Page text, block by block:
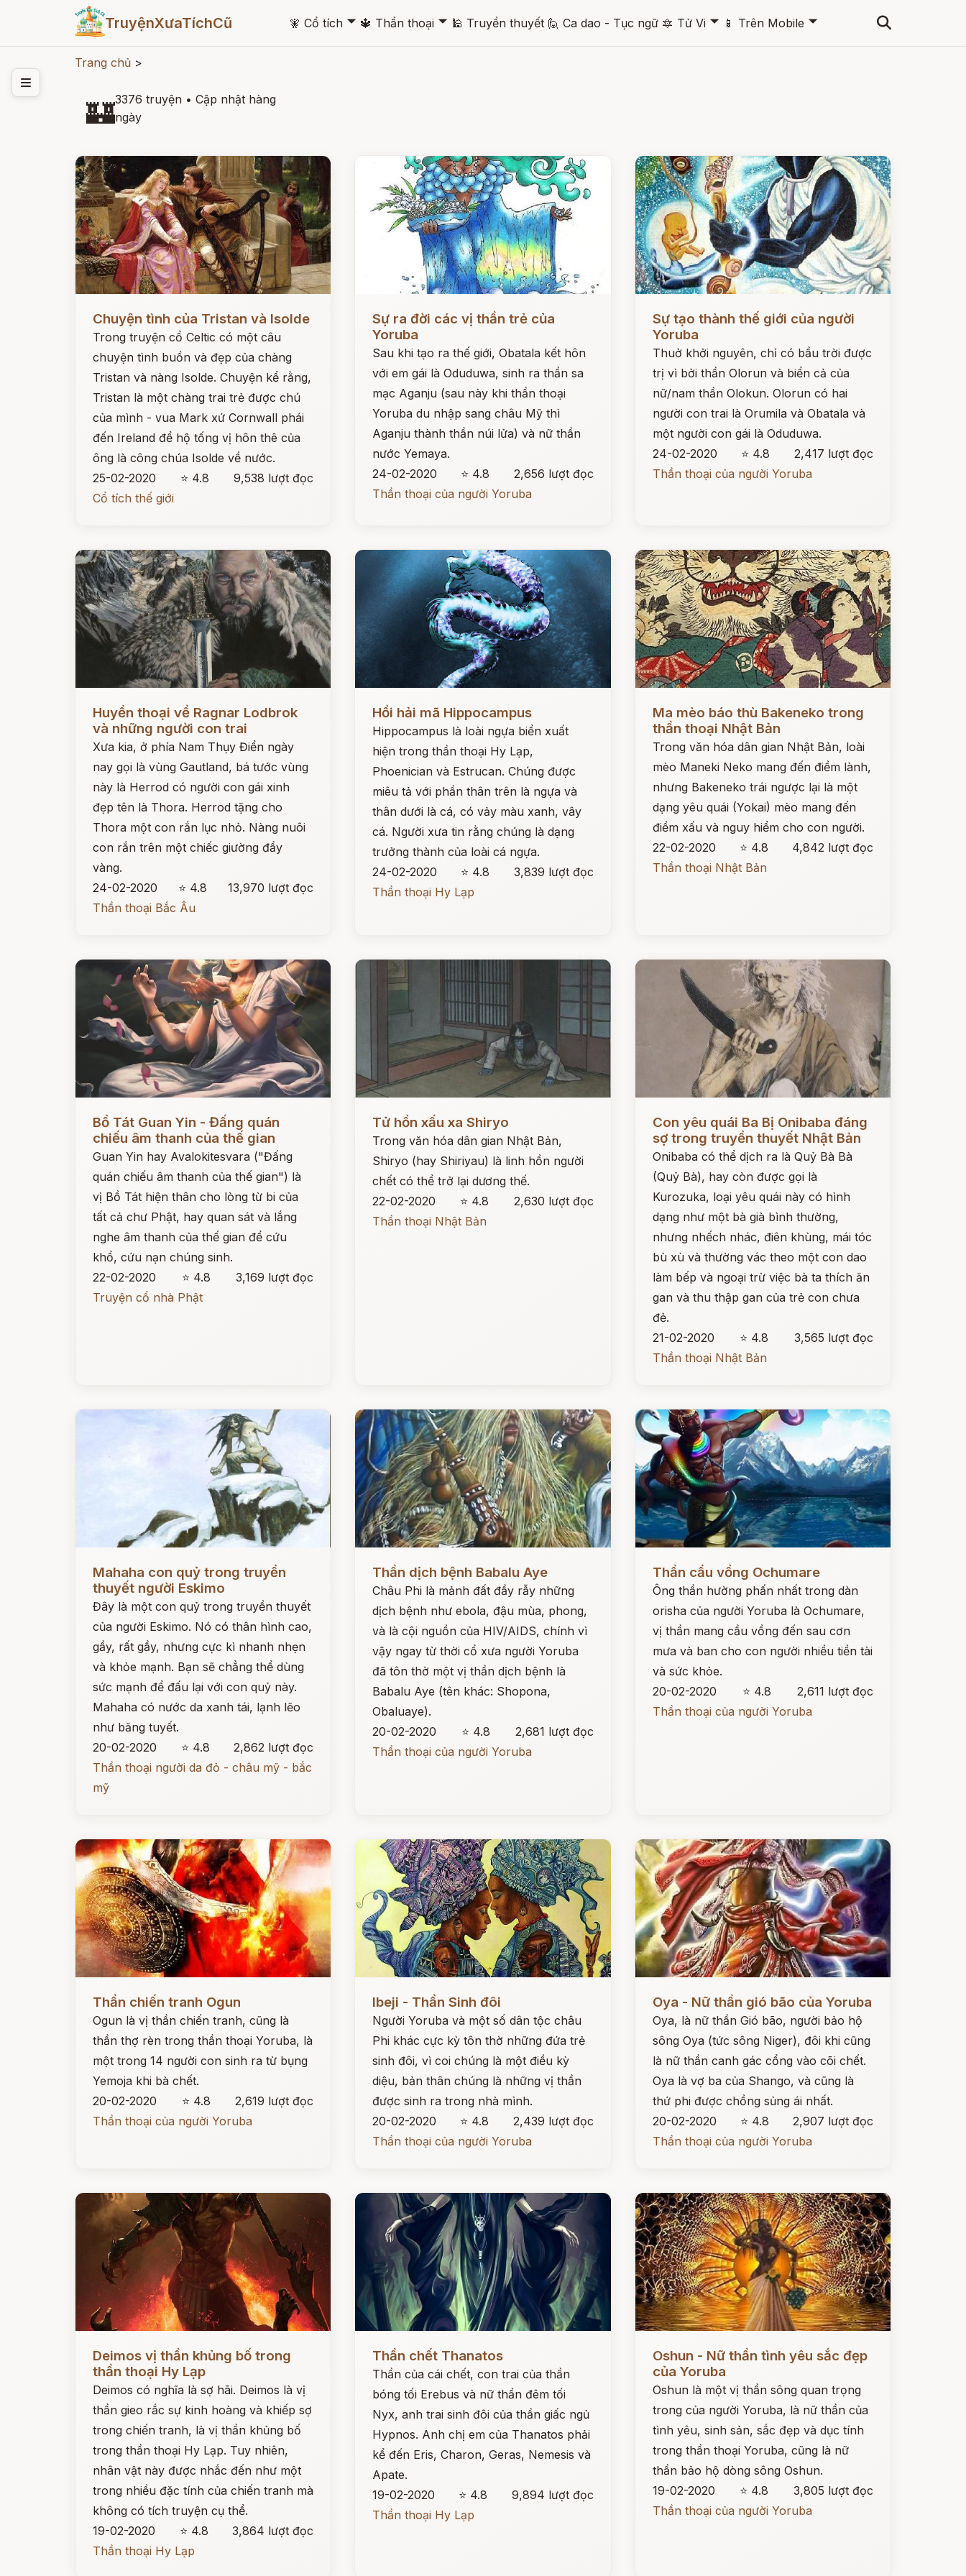
TruyệnXưaTíchCũ 🧚 Cổ tích 🞃 🔱 Thần thoại 🞃 🕌 Truyền thuyết 🙋 Ca dao - Tục ngữ 🔯 Tử Vi 🞃 📱 Trên Mobile 🞃
Trang chủ >
🏰3376 truyện • Cập nhật hàng
ngày
Chuyện tình của Tristan và Isolde
Trong truyện cổ Celtic có một câu
chuyện tình buồn và đẹp của chàng
Tristan và nàng Isolde. Chuyện kể rằng,
Tristan là một chàng trai trẻ được chú
của mình - vua Mark xứ Cornwall phái
đến Ireland để hộ tống vị hôn thê của
ông là công chúa Isolde về nước.
25-02-2020
⭐ 4.8
9,538 lượt đọc
Cổ tích thế giới
Sự ra đời các vị thần trẻ của
Yoruba
Sau khi tạo ra thế giới, Obatala kết hôn
với em gái là Oduduwa, sinh ra thần sa
mạc Aganju (sau này khi thần thoại
Yoruba du nhập sang châu Mỹ thì
Aganju thành thần núi lửa) và nữ thần
nước Yemaya.
24-02-2020
⭐ 4.8
2,656 lượt đọc
Thần thoại của người Yoruba
Sự tạo thành thế giới của người
Yoruba
Thuở khởi nguyên, chỉ có bầu trời được
trị vì bởi thần Olorun và biển cả của
nữ/nam thần Olokun. Olorun có hai
người con trai là Orumila và Obatala và
một người con gái là Oduduwa.
24-02-2020
⭐ 4.8
2,417 lượt đọc
Thần thoại của người Yoruba
Đọc ngay
Huyền thoại về Ragnar Lodbrok
và những người con trai
Xưa kia, ở phía Nam Thụy Điển ngày
nay gọi là vùng Gautland, bá tước vùng
này là Herrod có người con gái xinh
đẹp tên là Thora. Herrod tặng cho
Thora một con rắn lục nhỏ. Nàng nuôi
con rắn trên một chiếc giường đầy
vàng.
24-02-2020
⭐ 4.8
13,970 lượt đọc
Thần thoại Bắc Âu
Đọc ngay
Hồi hải mã Hippocampus
Hippocampus là loài ngựa biển xuất
hiện trong thần thoại Hy Lạp,
Phoenician và Estrucan. Chúng được
miêu tả với phần thân trên là ngựa và
thân dưới là cá, có vảy màu xanh, vây
cá. Người xưa tin rằng chúng là dạng
trưởng thành của loài cá ngựa.
24-02-2020
⭐ 4.8
3,839 lượt đọc
Thần thoại Hy Lạp
Ma mèo báo thù Bakeneko trong
thần thoại Nhật Bản
Trong văn hóa dân gian Nhật Bản, loài
mèo Maneki Neko mang đến điềm lành,
nhưng Bakeneko trái ngược lại là một
dạng yêu quái (Yokai) mèo mang đến
điềm xấu và nguy hiểm cho con người.
22-02-2020
⭐ 4.8
4,842 lượt đọc
Thần thoại Nhật Bản
Đọc ngay
Bồ Tát Guan Yin - Đấng quán
chiếu âm thanh của thế gian
Guan Yin hay Avalokitesvara ("Đấng
quán chiếu âm thanh của thế gian") là
vị Bồ Tát hiện thân cho lòng từ bi của
tất cả chư Phật, hay quan sát và lắng
nghe âm thanh của thế gian để cứu
khổ, cứu nạn chúng sinh.
22-02-2020
⭐ 4.8
3,169 lượt đọc
Truyện cổ nhà Phật
Đọc ngay
Tử hồn xấu xa Shiryo
Trong văn hóa dân gian Nhật Bản,
Shiryo (hay Shiriyau) là linh hồn người
chết có thể trở lại dương thế.
22-02-2020
⭐ 4.8
2,630 lượt đọc
Thần thoại Nhật Bản
Con yêu quái Ba Bị Onibaba đáng
sợ trong truyền thuyết Nhật Bản
Onibaba có thể dịch ra là Quỷ Bà Bà
(Quỷ Bà), hay còn được gọi là
Kurozuka, loại yêu quái này có hình
dạng như một bà già bình thường,
nhưng nhếch nhác, điên khùng, mái tóc
bù xù và thường vác theo một con dao
làm bếp và ngoại trừ việc bà ta thích ăn
gan và thu thập gan của trẻ con chưa
đẻ.
21-02-2020
⭐ 4.8
3,565 lượt đọc
Thần thoại Nhật Bản
Mahaha con quỷ trong truyền
thuyết người Eskimo
Đây là một con quỷ trong truyền thuyết
của người Eskimo. Nó có thân hình cao,
gầy, rất gầy, nhưng cực kì nhanh nhẹn
và khỏe mạnh. Bạn sẽ chẳng thể dùng
sức mạnh để đấu lại với con quỷ này.
Mahaha có nước da xanh tái, lạnh lẽo
như băng tuyết.
20-02-2020
⭐ 4.8
2,862 lượt đọc
Thần thoại người da đỏ - châu mỹ - bắc
mỹ
Đọc ngay
Thần dịch bệnh Babalu Aye
Châu Phi là mảnh đất đầy rẫy những
dịch bệnh như ebola, đậu mùa, phong,
và là cội nguồn của HIV/AIDS, chính vì
vậy ngay từ thời cổ xưa người Yoruba
đã tôn thờ một vị thần dịch bệnh là
Babalu Aye (tên khác: Shopona,
Obaluaye).
20-02-2020
⭐ 4.8
2,681 lượt đọc
Thần thoại của người Yoruba
Đọc ngay
Thần cầu vồng Ochumare
Ông thần hường phấn nhất trong dàn
orisha của người Yoruba là Ochumare,
vị thần mang cầu vồng đến sau cơn
mưa và ban cho con người nhiều tiền tài
và sức khỏe.
20-02-2020
⭐ 4.8
2,611 lượt đọc
Thần thoại của người Yoruba
Đọc ngay
Thần chiến tranh Ogun
Ogun là vị thần chiến tranh, cũng là
thần thợ rèn trong thần thoại Yoruba, là
một trong 14 người con sinh ra từ bụng
Yemoja khi bà chết.
20-02-2020
⭐ 4.8
2,619 lượt đọc
Thần thoại của người Yoruba
Ibeji - Thần Sinh đôi
Người Yoruba và một số dân tộc châu
Phi khác cực kỳ tôn thờ những đứa trẻ
sinh đôi, vì coi chúng là một điều kỳ
diệu, bản thân chúng là những vị thần
được sinh ra trong nhà mình.
20-02-2020
⭐ 4.8
2,439 lượt đọc
Thần thoại của người Yoruba
Oya - Nữ thần gió bão của Yoruba
Oya, là nữ thần Gió bão, người bảo hộ
sông Oya (tức sông Niger), đôi khi cũng
là nữ thần canh gác cổng vào cõi chết.
Oya là vợ ba của Shango, và cũng là
thứ phi được chồng sủng ái nhất.
20-02-2020
⭐ 4.8
2,907 lượt đọc
Thần thoại của người Yoruba
Deimos vị thần khủng bố trong
thần thoại Hy Lạp
Deimos có nghĩa là sợ hãi. Deimos là vị
thần gieo rắc sự kinh hoàng và khiếp sợ
trong chiến tranh, là vị thần khủng bố
trong thần thoại Hy Lạp. Tuy nhiên,
nhân vật này được nhắc đến như một
trong nhiều đặc tính của chiến tranh mà
không có tích truyện cụ thể.
19-02-2020
⭐ 4.8
3,864 lượt đọc
Thần thoại Hy Lạp
Đọc ngay
Thần chết Thanatos
Thần của cái chết, con trai của thần
bóng tối Erebus và nữ thần đêm tối
Nyx, anh trai sinh đôi của thần giấc ngủ
Hypnos. Anh chị em của Thanatos phải
kể đến Eris, Charon, Geras, Nemesis và
Apate.
19-02-2020
⭐ 4.8
9,894 lượt đọc
Thần thoại Hy Lạp
Oshun - Nữ thần tình yêu sắc đẹp
của Yoruba
Oshun là một vị thần sông quan trọng
trong của người Yoruba, là nữ thần của
tình yêu, sinh sản, sắc đẹp và dục tính
trong thần thoại Yoruba, cũng là nữ
thần bảo hộ dòng sông Oshun.
19-02-2020
⭐ 4.8
3,805 lượt đọc
Thần thoại của người Yoruba